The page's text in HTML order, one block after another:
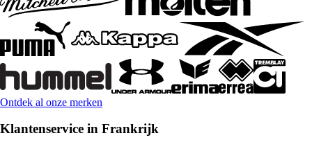
Ontdek al onze merken
Klantenservice in Frankrijk